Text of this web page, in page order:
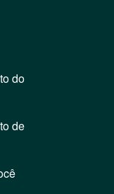
do
de